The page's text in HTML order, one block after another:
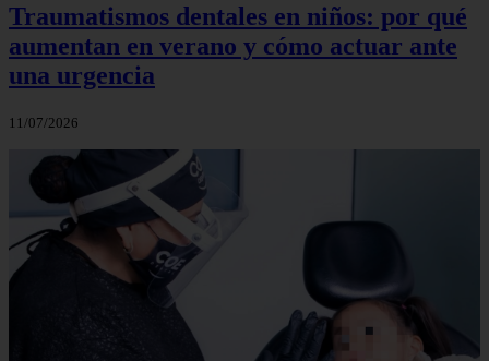
Traumatismos dentales en niños: por qué
aumentan en verano y cómo actuar ante
una urgencia
11/07/2026